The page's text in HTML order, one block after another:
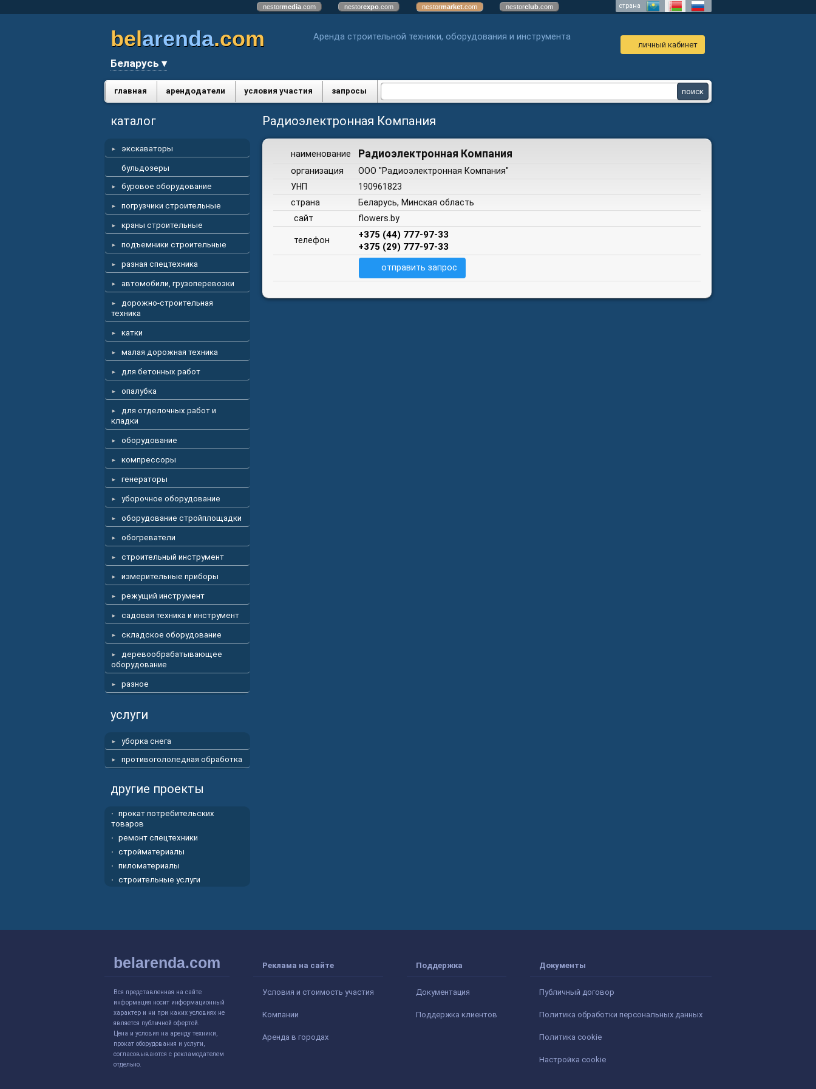
nestormedia .com nestorexpo .com nestormarket .com nestorclub .com страна
belarenda.com
Беларусь ▾
Аренда строительной техники, оборудования и инструмента
личный кабинет
главная арендодатели условия участия запросы
каталог
экскаваторы
бульдозеры
буровое оборудование
погрузчики строительные
краны строительные
подъемники строительные
разная спецтехника
автомобили, грузоперевозки
дорожно-строительная
техника
катки
малая дорожная техника
для бетонных работ
опалубка
для отделочных работ и
кладки
оборудование
компрессоры
генераторы
уборочное оборудование
оборудование стройплощадки
обогреватели
строительный инструмент
измерительные приборы
режущий инструмент
садовая техника и инструмент
складское оборудование
деревообрабатывающее
оборудование
разное
услуги
уборка снега
противогололедная обработка
другие проекты
прокат потребительских
товаров
ремонт спецтехники
стройматериалы
пиломатериалы
строительные услуги
Радиоэлектронная Компания
наименование Радиоэлектронная Компания
организация
ООО "Радиоэлектронная Компания"
УНП
190961823
страна
Беларусь, Минская область
сайт
flowers.by
телефон
+375 (44) 777-97-33
+375 (29) 777-97-33
отправить запрос
belarenda.com
Вся представленная на сайте
информация носит информационный
характер и ни при каких условиях не
является публичной офертой.
Цена и условия на аренду техники,
прокат оборудования и услуги,
согласовываются с рекламодателем
отдельно.
Реклама на сайте
Условия и стоимость участия
Компании
Аренда в городах
Поддержка
Документация
Поддержка клиентов
Документы
Публичный договор
Политика обработки персональных данных
Политика cookie
Настройка cookie